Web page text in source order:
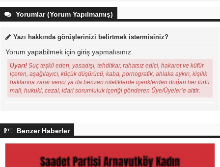
Yorumlar (Yorum Yapılmamış)
Yazı hakkında görüşlerinizi belirtmek istermisiniz?
Yorum yapabilmek için giriş yapmalısınız.
Uyarı! Suç teşkil eden, yasadışı, tehditkar, rahatsız edici, hakaret ve küfür
içeren, aşağılayıcı, küçük düşürücü, kaba, pornografik, ahlaka aykırı, kişilik
haklarına zarar verici ya da benzeri niteliklerde içeriklerden doğan her türlü
mali, hukuki, cezai, idari sorumluluk içeriği gönderen Üye/Üyeler’e aittir.
Benzer Haberler